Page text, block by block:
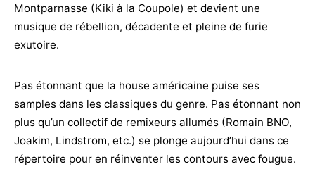
Montparnasse (Kiki à la Coupole) et devient une
musique de rébellion, décadente et pleine de furie
exutoire.
Pas étonnant que la house américaine puise ses
samples dans les classiques du genre. Pas étonnant non
plus qu’un collectif de remixeurs allumés (Romain BNO,
Joakim, Lindstrom, etc.) se plonge aujourd’hui dans ce
répertoire pour en réinventer les contours avec fougue.